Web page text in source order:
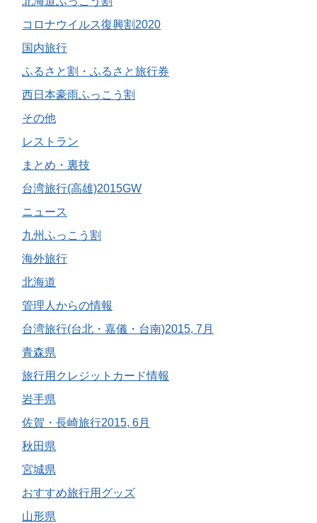
コロナウイルス復興割2020
国内旅行
ふるさと割・ふるさと旅行券
西日本豪雨ふっこう割
その他
レストラン
まとめ・裏技
台湾旅行(高雄)2015GW
ニュース
九州ふっこう割
海外旅行
北海道
管理人からの情報
台湾旅行(台北・嘉儀・台南)2015, 7月
青森県
旅行用クレジットカード情報
岩手県
佐賀・長崎旅行2015, 6月
秋田県
宮城県
おすすめ旅行用グッズ
山形県